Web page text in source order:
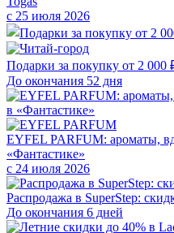
с 25 июля 2026
Подарки за покупку от 2 000
До окончания 52 дня
EYFEL PARFUM: ароматы,
«Фантастике»
с 24 июля 2026
Распродажа в SuperStep:
До окончания 6 дней